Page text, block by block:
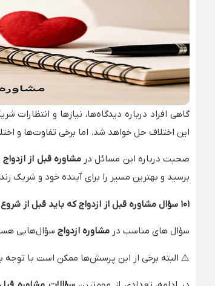
گاهی افراد درباره دیدگاه‌ها، نیازها و
این اختلاف حل خواهد شد. اما برخی تفاوت‌ها و
صحبت درباره این مسائل درمشاوره قبل از ازدواج
برسید و بهترین مسیر را برای آینده خود و شریک
۱۰۱ سؤال مشاوره قبل از ازدواج که باید قبل از
سؤال‌ های مناسب در مشاوره ازدواج سؤال‌هایی
⚠️ البته برخی از این پرسش‌ها ممکن است با توجه